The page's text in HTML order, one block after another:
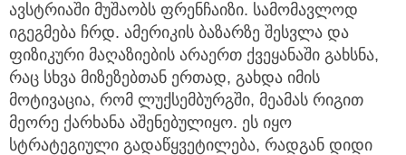
ავსტრიაში მუშაობს ფრენჩაიზი. სამომავლოდ
იგეგმება ჩრდ. ამერიკის ბაზარზე შესვლა და
ფიზიკური მაღაზიების არაერთ ქვეყანაში გახსნა,
რაც სხვა მიზეზებთან ერთად, გახდა იმის
მოტივაცია, რომ ლუქსემბურგში, მეამას რიგით
მეორე ქარხანა აშენებულიყო. ეს იყო
სტრატეგიული გადაწყვეტილება, რადგან დიდი